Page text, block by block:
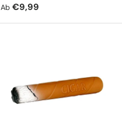
Normaler Preis
Ab €9,99